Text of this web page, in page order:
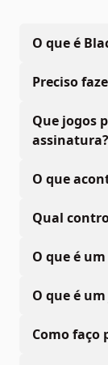
O que é
Preciso
Que jogos
assinatura?
O que
Qual
O que é um
O que é
Como faço